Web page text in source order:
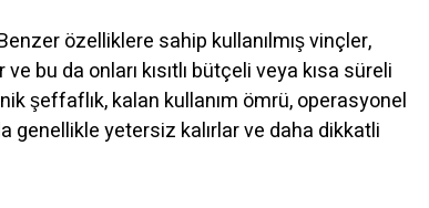
özelliklere sahip kullanılmış vinçler,
bu da onları kısıtlı bütçeli veya kısa süreli
şeffaflık, kalan kullanım ömrü, operasyonel
genellikle yetersiz kalırlar ve daha dikkatli